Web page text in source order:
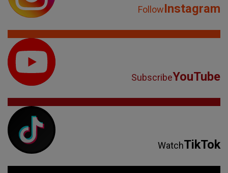
FollowInstagram
SubscribeYouTube
WatchTikTok